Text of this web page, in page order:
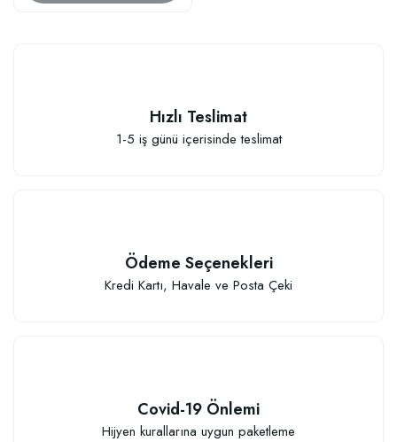
Hızlı Teslimat
1-5 iş günü içerisinde teslimat
Ödeme Seçenekleri
Kredi Kartı, Havale ve Posta Çeki
Covid-19 Önlemi
Hijyen kurallarına uygun paketleme